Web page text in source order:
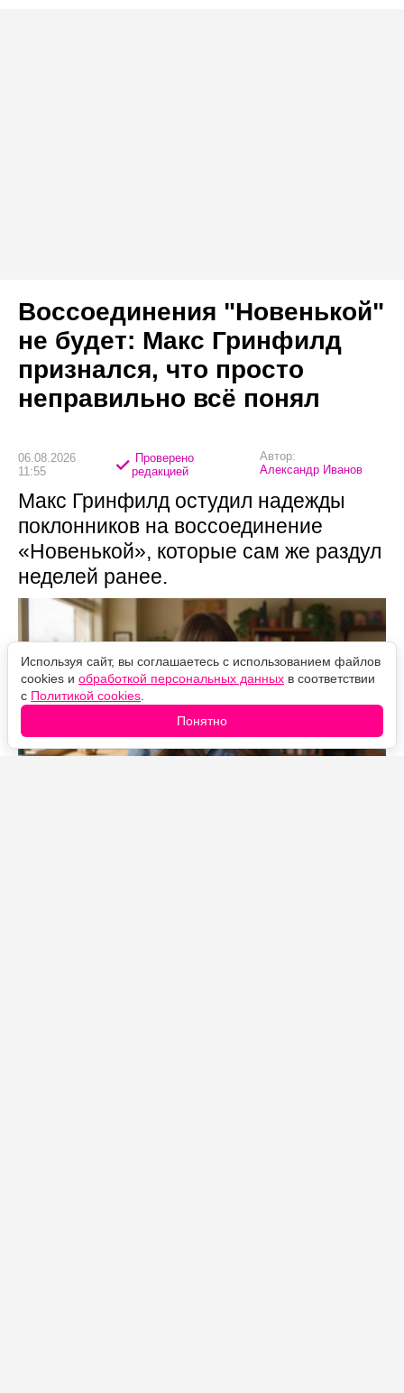
Воссоединения "Новенькой"
не будет: Макс Гринфилд
признался, что просто
неправильно всё понял
06.08.2026
11:55
Проверено
редакцией
Автор:
Александр Иванов
Макс Гринфилд остудил надежды
поклонников на воссоединение
«Новенькой», которые сам же раздул
неделей ранее.
Используя сайт, вы соглашаетесь с использованием файлов
cookies и обработкой персональных данных в соответствии
с Политикой cookies
Понятно